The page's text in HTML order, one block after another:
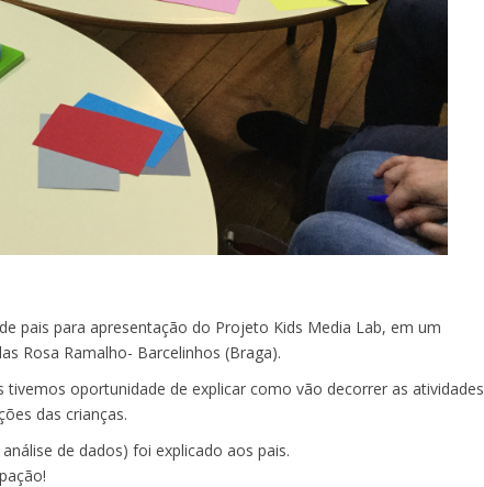
pais para apresentação do Projeto Kids Media Lab, em um
Rosa Ramalho- Barcelinhos (Braga).
oportunidade de explicar como vão decorrer as atividades
das crianças.
de dados) foi explicado aos pais.